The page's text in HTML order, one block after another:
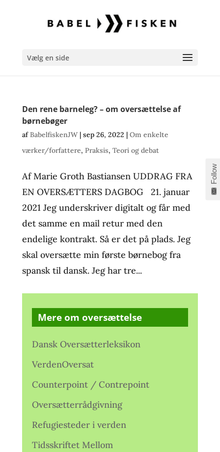
Vælg en side
Den rene barneleg? – om oversættelse af
børnebøger
afBabelfiskenJW| sep 26, 2022 | Om enkelte
værker/forfattere, Praksis, Teori og debat
Af Marie Groth Bastiansen UDDRAG FRA
EN OVERSÆTTERS DAGBOG 21. januar
2021 Jeg underskriver digitalt og får med
det samme en mail retur med den
endelige kontrakt. Så er det på plads. Jeg
skal oversætte min første børnebog fra
spansk til dansk. Jeg har tre...
Mere om oversættelse
Dansk Oversætterleksikon
VerdenOversat
Counterpoint / Contrepoint
Oversætterrådgivning
Refugiesteder i verden
Tidsskriftet Mellom
Follow